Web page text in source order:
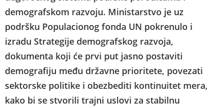
demografskom razvoju. Ministarstvo je uz
podršku Populacionog fonda UN pokrenulo i
izradu Strategije demografskog razvoja,
dokumenta koji će prvi put jasno postaviti
demografiju među državne prioritete, povezati
sektorske politike i obezbediti kontinuitet mera,
kako bi se stvorili trajni uslovi za stabilnu